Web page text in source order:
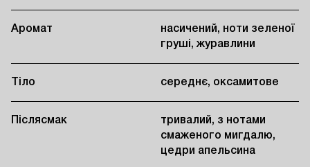
Аромат
насичений, ноти зеленої
груші, журавлини
Тіло середнє, оксамитове
Післясмак
тривалий, з нотами
смаженого мигдалю,
цедри апельсина